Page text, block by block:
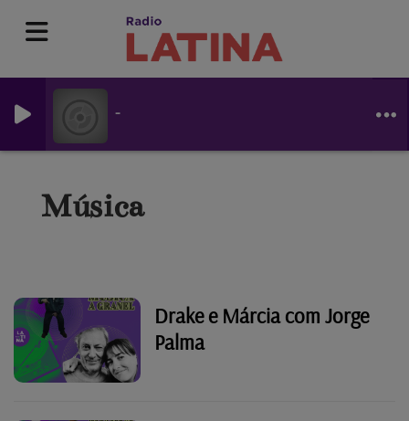
-
Música
Drake e Márcia com Jorge
Palma